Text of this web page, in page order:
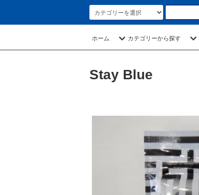
ホーム カテゴリーから探す
Stay Blue